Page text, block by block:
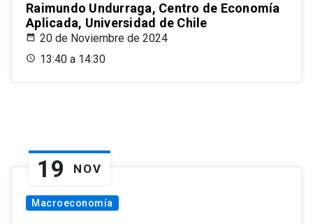
Raimundo Undurraga, Centro de Economía
Aplicada, Universidad de Chile
20 de Noviembre de 2024
13:40 a 14:30
19 NOV
Macroeconomía